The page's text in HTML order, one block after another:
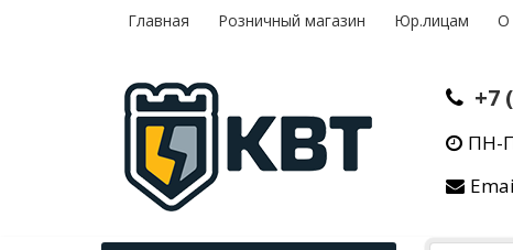
Главная Розничный магазин Юр.лицам О
+7
ПН-